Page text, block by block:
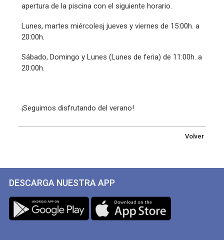
apertura de la piscina con el siguiente horario.
Lunes, martes miércolesj jueves y viernes de 15:00h. a
20:00h.
Sábado, Domingo y Lunes (Lunes de feria) de 11:00h. a
20:00h.
¡Seguimos disfrutando del verano!
Volver
DESCARGA NUESTRA APP